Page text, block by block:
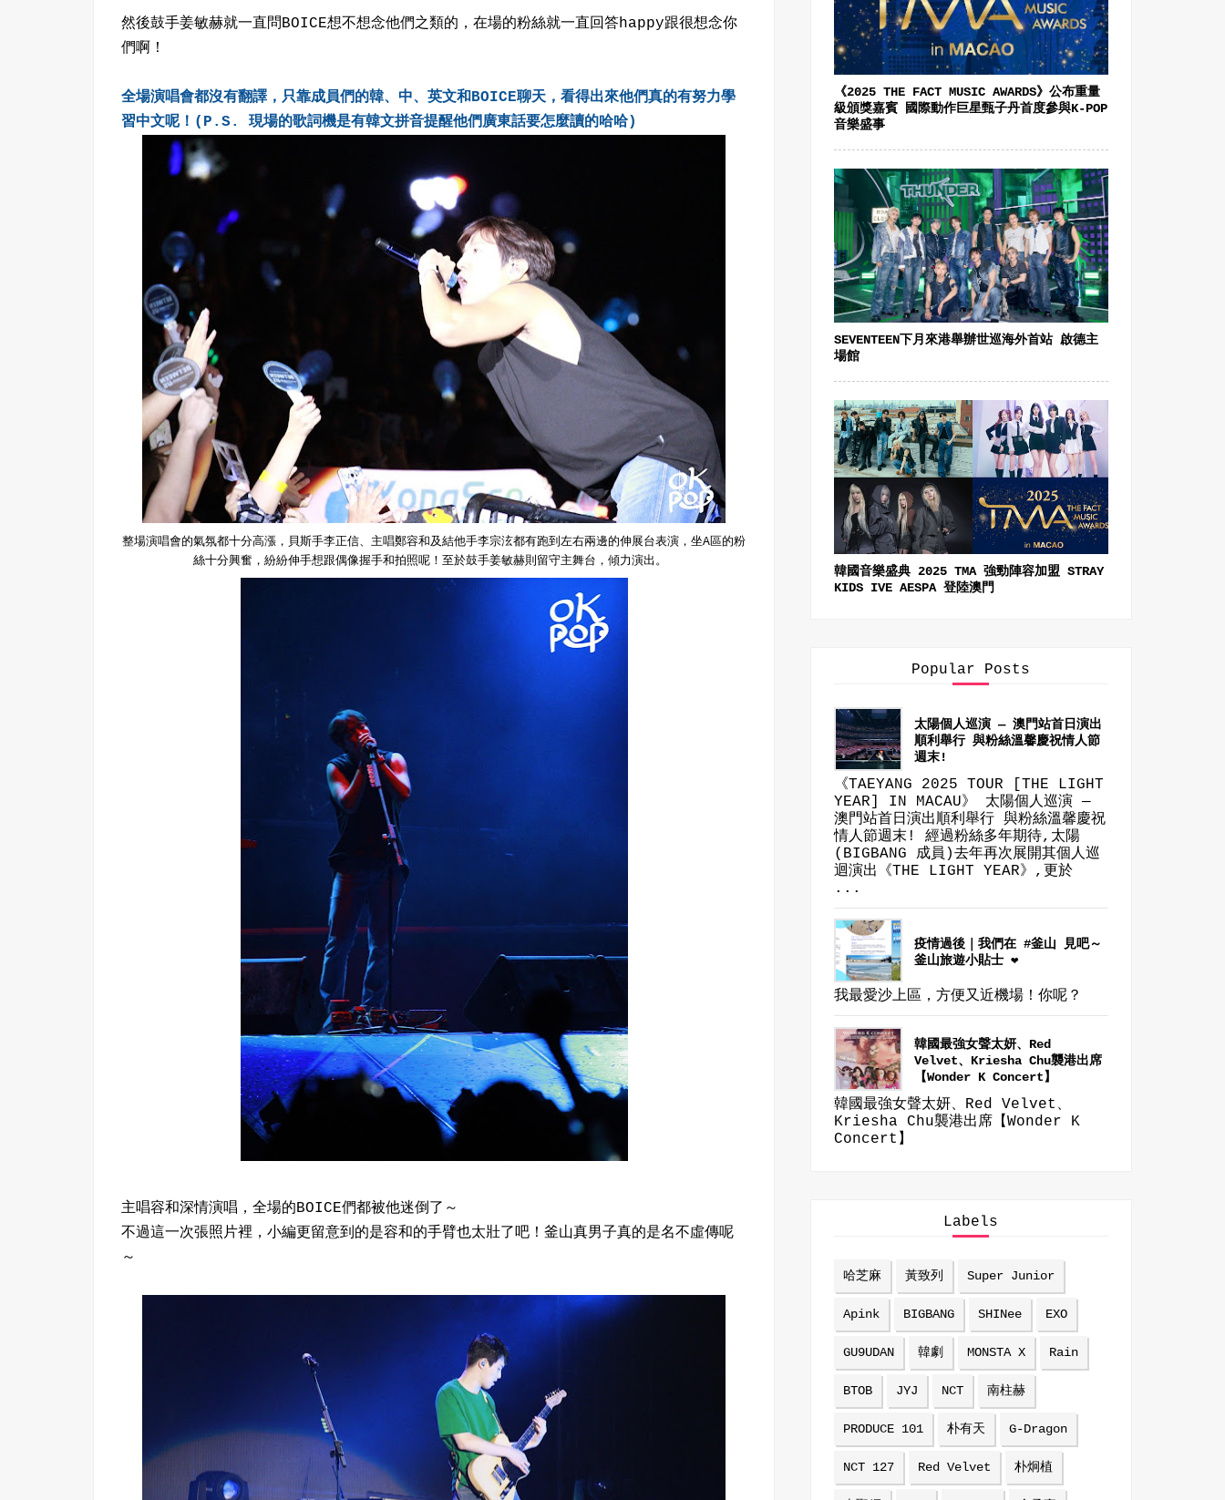
然後鼓手姜敏赫就一直問BOICE想不想念他們之類的，在場的粉絲就一直回答happy跟很想念你
們啊！
全場演唱會都沒有翻譯，只靠成員們的韓、中、英文和BOICE聊天，看得出來他們真的有努力學
習中文呢！(P.S. 現場的歌詞機是有韓文拼音提醒他們廣東話要怎麼讀的哈哈)
整場演唱會的氣氛都十分高漲，貝斯手李正信、主唱鄭容和及結他手李宗泫都有跑到左右兩邊的伸展台表演，坐A區的粉
絲十分興奮，紛紛伸手想跟偶像握手和拍照呢！至於鼓手姜敏赫則留守主舞台，傾力演出。
主唱容和深情演唱，全場的BOICE們都被他迷倒了～
不過這一次張照片裡，小編更留意到的是容和的手臂也太壯了吧！釜山真男子真的是名不虛傳呢
～
《2025 THE FACT MUSIC AWARDS》公布重量
級頒獎嘉賓 國際動作巨星甄子丹首度參與K-POP
音樂盛事
SEVENTEEN下月來港舉辦世巡海外首站 啟德主
場館
韓國音樂盛典 2025 TMA 強勁陣容加盟 STRAY
KIDS IVE AESPA 登陸澳門
Popular Posts
太陽個人巡演 — 澳門站首日演出
順利舉行 與粉絲溫馨慶祝情人節
週末!
《TAEYANG 2025 TOUR [THE LIGHT
YEAR] IN MACAU》 太陽個人巡演 —
澳門站首日演出順利舉行 與粉絲溫馨慶祝
情人節週末! 經過粉絲多年期待,太陽
(BIGBANG 成員)去年再次展開其個人巡
迴演出《THE LIGHT YEAR》,更於
...
疫情過後｜我們在 #釜山 見吧～
釜山旅遊小貼士 ❤
我最愛沙上區，方便又近機場！你呢？
韓國最強女聲太妍、Red
Velvet、Kriesha Chu襲港出席
【Wonder K Concert】
韓國最強女聲太妍、Red Velvet、
Kriesha Chu襲港出席【Wonder K
Concert】
Labels
哈芝麻 黃致列 Super Junior
Apink BIGBANG SHINee EXO
GU9UDAN 韓劇 MONSTA X Rain
BTOB JYJ NCT 南柱赫
PRODUCE 101 朴有天 G-Dragon
NCT 127 Red Velvet 朴炯植